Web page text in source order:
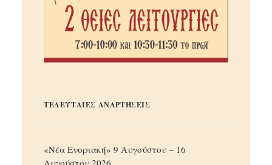
ΤΕΛΕΥΤΑΙΕΣ ΑΝΑΡΤΗΣΕΙΣ
«Νέα Ενοριακή» 9 Αυγούστου – 16